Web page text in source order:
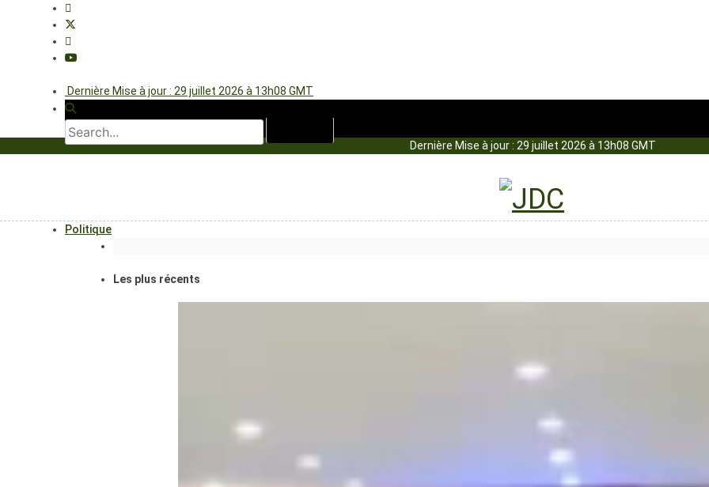
Dernière Mise à jour : 29 juillet 2026 à 13h08 GMT
Dernière Mise à jour : 29 juillet 2026 à 13h08 GMT
Politique
Les plus récents